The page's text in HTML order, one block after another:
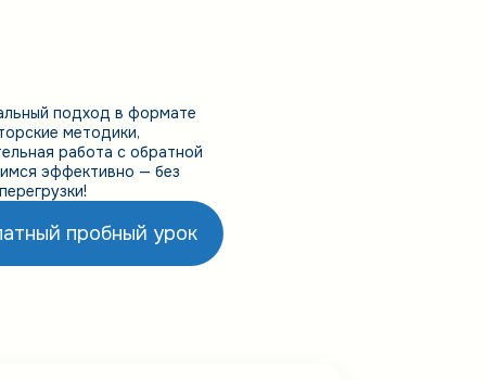
подход в формате
методики,
работа с обратной
эффективно — без
пробный урок